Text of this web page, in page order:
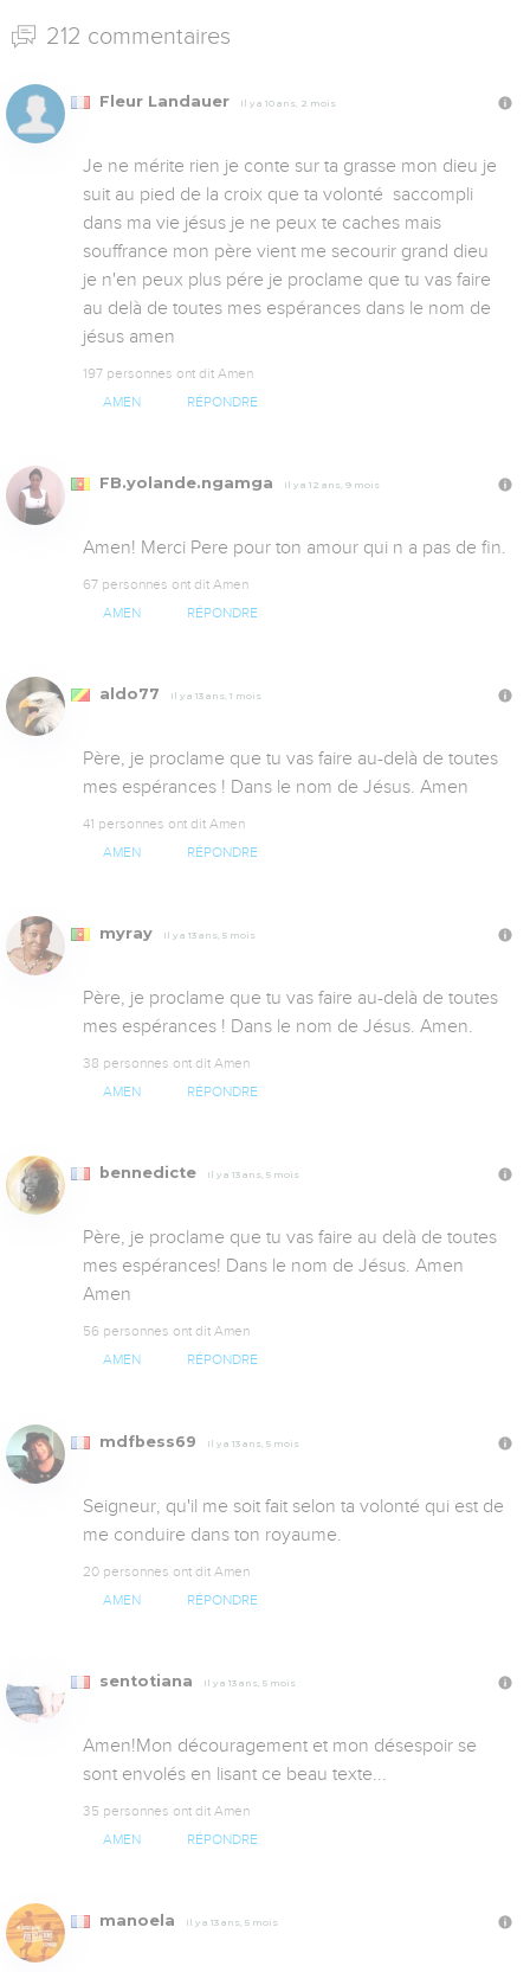
212 commentaires
Fleur Landauer Il y a 10 ans, 2 mois
Je ne mérite rien je conte sur ta grasse mon dieu je
suit au pied de la croix que ta volonté  saccompli
dans ma vie jésus je ne peux te caches mais
souffrance mon père vient me secourir grand dieu
je n'en peux plus pére je proclame que tu vas faire
au delà de toutes mes espérances dans le nom de
jésus amen
197 personnes ont dit Amen
AMEN RÉPONDRE
FB.yolande.ngamga Il y a 12 ans, 9 mois
Amen! Merci Pere pour ton amour qui n a pas de fin.
67 personnes ont dit Amen
AMEN RÉPONDRE
aldo77 Il y a 13 ans, 1 mois
Père, je proclame que tu vas faire au-delà de toutes
mes espérances ! Dans le nom de Jésus. Amen
41 personnes ont dit Amen
AMEN RÉPONDRE
myray Il y a 13 ans, 5 mois
Père, je proclame que tu vas faire au-delà de toutes
mes espérances ! Dans le nom de Jésus. Amen.
38 personnes ont dit Amen
AMEN RÉPONDRE
bennedicte Il y a 13 ans, 5 mois
Père, je proclame que tu vas faire au delà de toutes
mes espérances! Dans le nom de Jésus. Amen
Amen
56 personnes ont dit Amen
AMEN RÉPONDRE
mdfbess69 Il y a 13 ans, 5 mois
Seigneur, qu'il me soit fait selon ta volonté qui est de
me conduire dans ton royaume.
20 personnes ont dit Amen
AMEN RÉPONDRE
sentotiana Il y a 13 ans, 5 mois
Amen!Mon découragement et mon désespoir se
sont envolés en lisant ce beau texte...
35 personnes ont dit Amen
AMEN RÉPONDRE
manoela Il y a 13 ans, 5 mois